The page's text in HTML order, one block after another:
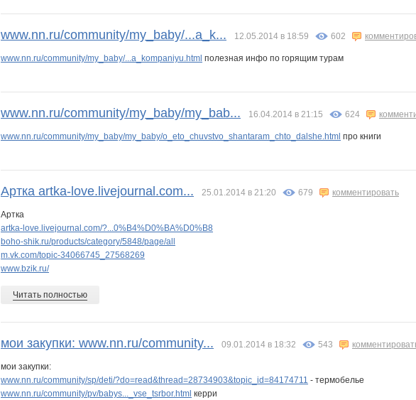
www.nn.ru/community/my_baby/...a_k... 12.05.2014 в 18:59 602
www.nn.ru/community/my_baby/...a_kompaniyu.html полезная инфо по горящим турам
www.nn.ru/community/my_baby/my_bab... 16.04.2014 в 21:15 624
www.nn.ru/community/my_baby/my_baby/o_eto_chuvstvo_shantaram_chto_dalshe.html про книги
Артка artka-love.livejournal.com... 25.01.2014 в 21:20 679 комментировать
Артка
artka-love.livejournal.com/?...0%B4%D0%BA%D0%B8
boho-shik.ru/products/category/5848/page/all
m.vk.com/topic-34066745_27568269
www.bzik.ru/
Читать полностью
мои закупки: www.nn.ru/community... 09.01.2014 в 18:32 543
мои закупки:
www.nn.ru/community/sp/deti/?do=read&thread=28734903&topic_id=84174711 - термобелье
www.nn.ru/community/pv/babys..._vse_tsrbor.html керри